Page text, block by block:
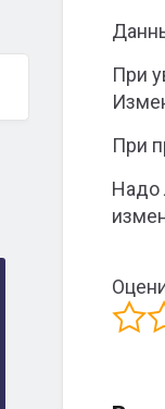
При
При
Надо